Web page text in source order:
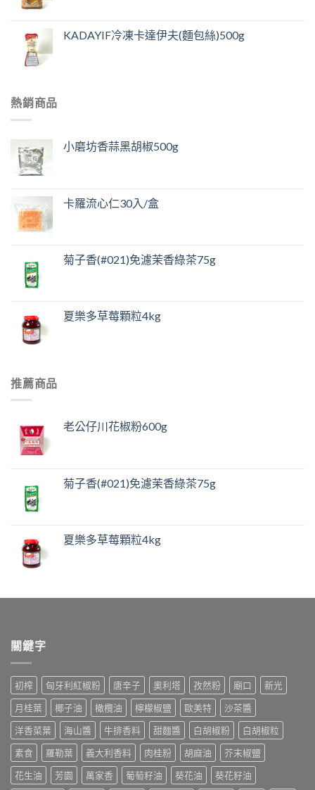
KADAYIF冷凍卡達伊夫(麵包絲)500g
熱銷商品
小磨坊香蒜黑胡椒500g
卡羅流心仁30入/盒
菊子香(#021)免濾茉香綠茶75g
夏樂多草莓顆粒4kg
推薦商品
老公仔川花椒粉600g
菊子香(#021)免濾茉香綠茶75g
夏樂多草莓顆粒4kg
關鍵字
初榨 匈牙利紅椒粉 唐辛子 奧利塔 孜然粉 廟口
新光
月桂葉
椰子油 橄欖油 檸檬椒鹽 歐美特
沙茶醬
洋香菜葉
海山醬 牛排香料 甜麵醬 白胡椒粉
白胡椒粒
素食
羅勒葉 義大利香料 肉桂粉 胡麻油
芥末椒鹽
花生油
芳園 萬家香 葡萄籽油 葵花油 葵花籽油